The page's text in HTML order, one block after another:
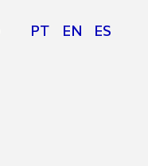
PT EN ES